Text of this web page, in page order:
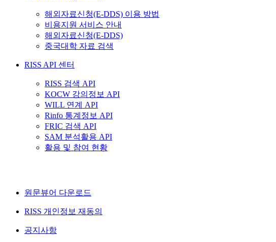
해외자료신청(E-DDS) 이용 방법
비용지원 서비스 안내
해외자료신청(E-DDS)
중국대학 자료 검색
RISS API 센터
RISS 검색 API
KOCW 강의정보 API
WILL 연계 API
Rinfo 통계정보 API
FRIC 검색 API
SAM 분석활용 API
활용 및 참여 현황
원문뷰어 다운로드
RISS 개인정보 재동의
공지사항